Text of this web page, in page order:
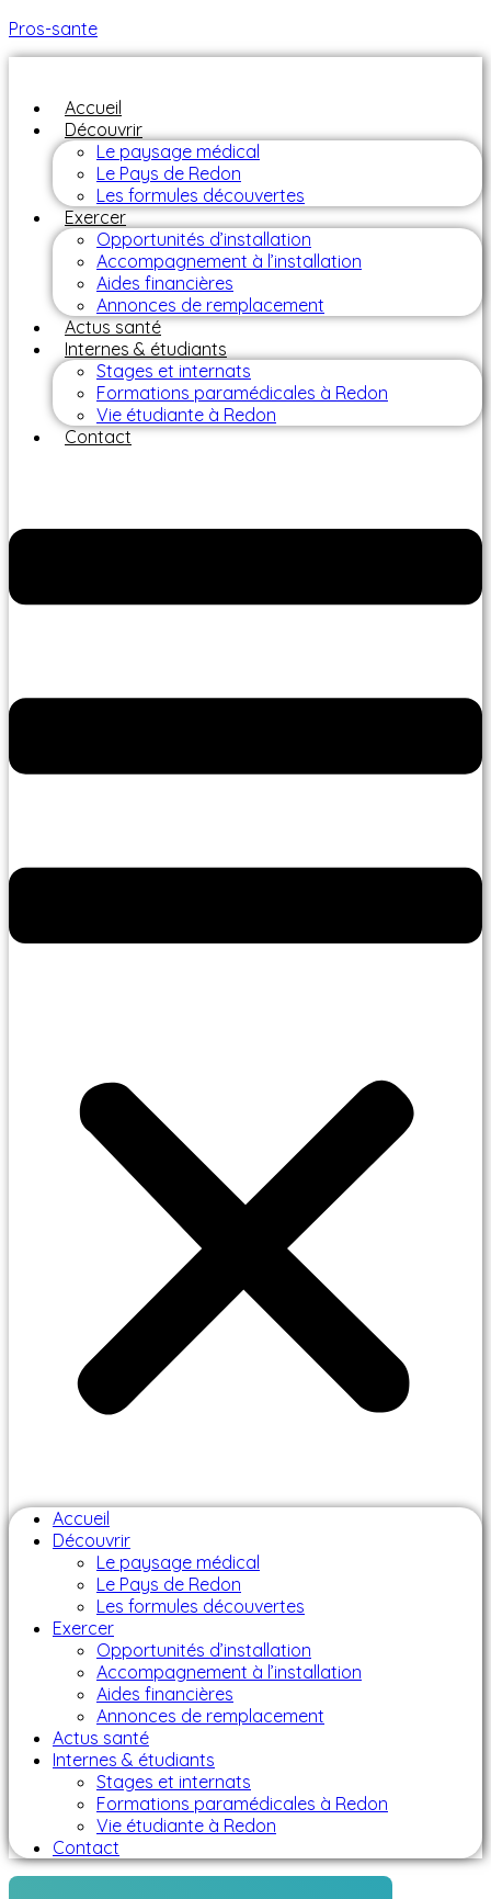
Pros-sante
Accueil
Découvrir
Le paysage médical
Le Pays de Redon
Les formules découvertes
Exercer
Opportunités d’installation
Accompagnement à l’installation
Aides financières
Annonces de remplacement
Actus santé
Internes & étudiants
Stages et internats
Formations paramédicales à Redon
Vie étudiante à Redon
Contact
Accueil
Découvrir
Le paysage médical
Le Pays de Redon
Les formules découvertes
Exercer
Opportunités d’installation
Accompagnement à l’installation
Aides financières
Annonces de remplacement
Actus santé
Internes & étudiants
Stages et internats
Formations paramédicales à Redon
Vie étudiante à Redon
Contact